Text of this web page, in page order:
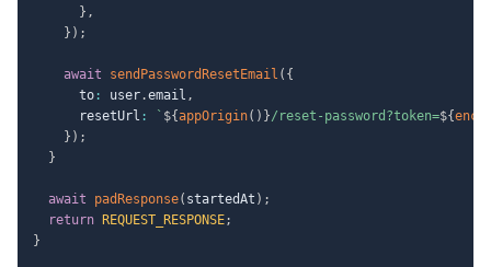
} ,
} ) ;
await sendPasswordResetEmail ( {
      to
: user.email ,
      resetUrl
: ` ${appOrigin( ) }/reset-password?token=${
} ) ;
}
await padResponse( startedAt ) ;
return
REQUEST_RESPONSE;
}